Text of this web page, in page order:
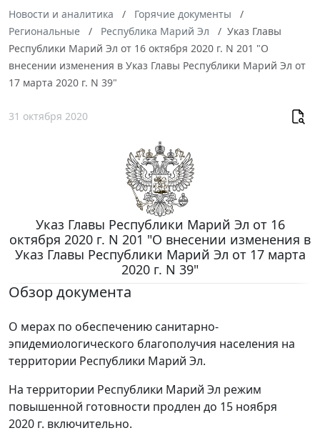
Новости и аналитика
Горячие документы
Региональные
Республика Марий Эл
Указ Главы
Республики Марий Эл от 16 октября 2020 г. N 201 "О
внесении изменения в Указ Главы Республики Марий Эл от
17 марта 2020 г. N 39"
31 октября 2020
Указ Главы Республики Марий Эл от 16
октября 2020 г. N 201 "О внесении изменения в
Указ Главы Республики Марий Эл от 17 марта
2020 г. N 39"
Обзор документа
О мерах по обеспечению санитарно-
эпидемиологического благополучия населения на
территории Республики Марий Эл.
На территории Республики Марий Эл режим
повышенной готовности продлен до 15 ноября
2020 г. включительно.